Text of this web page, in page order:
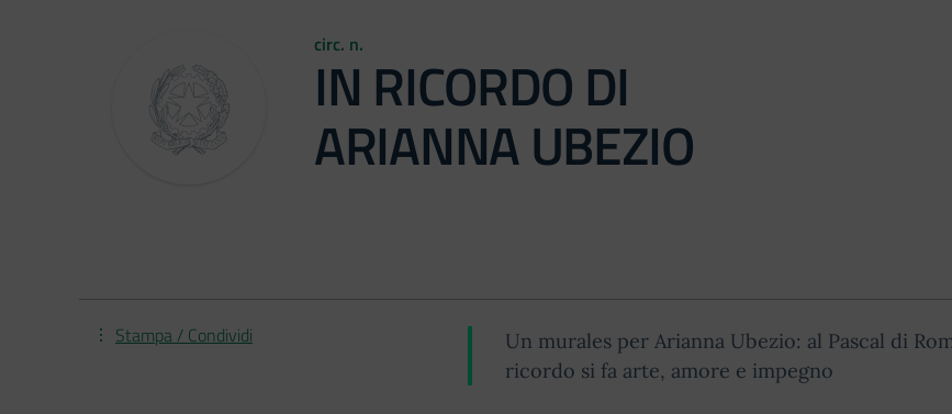
circ. n.
IN RICORDO DI
ARIANNA UBEZIO
Un murales per Arianna Ubezio: al Pascal di
ricordo si fa arte, amore e impegno
Stampa / Condividi